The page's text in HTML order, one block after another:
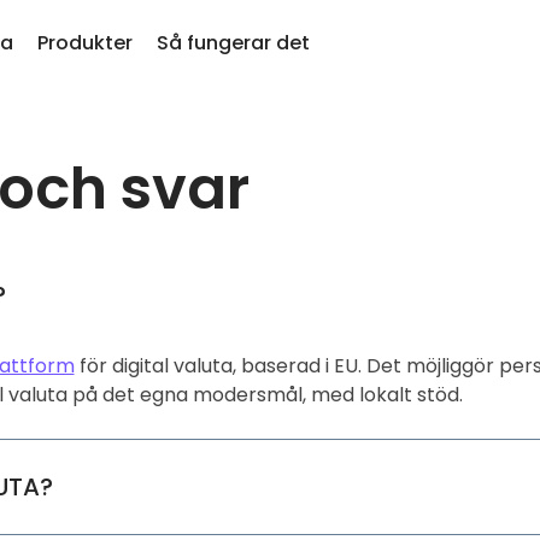
tillagda
tillagda mynt hos Kriptomat
Produkter
KriptoEarn
Få belöningar på din krypto
investeringar (DCA)
Så fungerar det
svar
för digital valuta, baserad i EU. Det möjliggör
på det egna modersmål, med lokalt stöd.